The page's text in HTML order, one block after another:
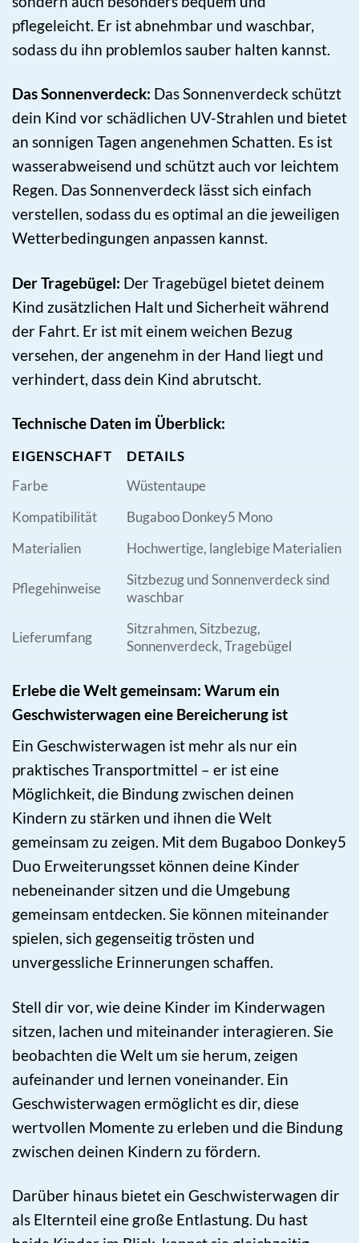
pflegeleicht. Er ist abnehmbar und waschbar,
sodass du ihn problemlos sauber halten kannst.
Das Sonnenverdeck: Das Sonnenverdeck schützt
dein Kind vor schädlichen UV-Strahlen und bietet
an sonnigen Tagen angenehmen Schatten. Es ist
wasserabweisend und schützt auch vor leichtem
Regen. Das Sonnenverdeck lässt sich einfach
verstellen, sodass du es optimal an die jeweiligen
Wetterbedingungen anpassen kannst.
Der Tragebügel: Der Tragebügel bietet deinem
Kind zusätzlichen Halt und Sicherheit während
der Fahrt. Er ist mit einem weichen Bezug
versehen, der angenehm in der Hand liegt und
verhindert, dass dein Kind abrutscht.
Technische Daten im Überblick:
EIGENSCHAFT
DETAILS
Farbe
Wüstentaupe
Kompatibilität
Bugaboo Donkey5 Mono
Materialien
Hochwertige, langlebige Materialien
Pflegehinweise
Sitzbezug und Sonnenverdeck sind
waschbar
Lieferumfang
Sitzrahmen, Sitzbezug,
Sonnenverdeck, Tragebügel
Erlebe die Welt gemeinsam: Warum ein
Geschwisterwagen eine Bereicherung ist
Ein Geschwisterwagen ist mehr als nur ein
praktisches Transportmittel – er ist eine
Möglichkeit, die Bindung zwischen deinen
Kindern zu stärken und ihnen die Welt
gemeinsam zu zeigen. Mit dem Bugaboo Donkey5
Duo Erweiterungsset können deine Kinder
nebeneinander sitzen und die Umgebung
gemeinsam entdecken. Sie können miteinander
spielen, sich gegenseitig trösten und
unvergessliche Erinnerungen schaffen.
Stell dir vor, wie deine Kinder im Kinderwagen
sitzen, lachen und miteinander interagieren. Sie
beobachten die Welt um sie herum, zeigen
aufeinander und lernen voneinander. Ein
Geschwisterwagen ermöglicht es dir, diese
wertvollen Momente zu erleben und die Bindung
zwischen deinen Kindern zu fördern.
Darüber hinaus bietet ein Geschwisterwagen dir
als Elternteil eine große Entlastung. Du hast